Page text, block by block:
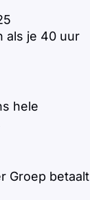
als je 40 uur
hele
Groep betaalt